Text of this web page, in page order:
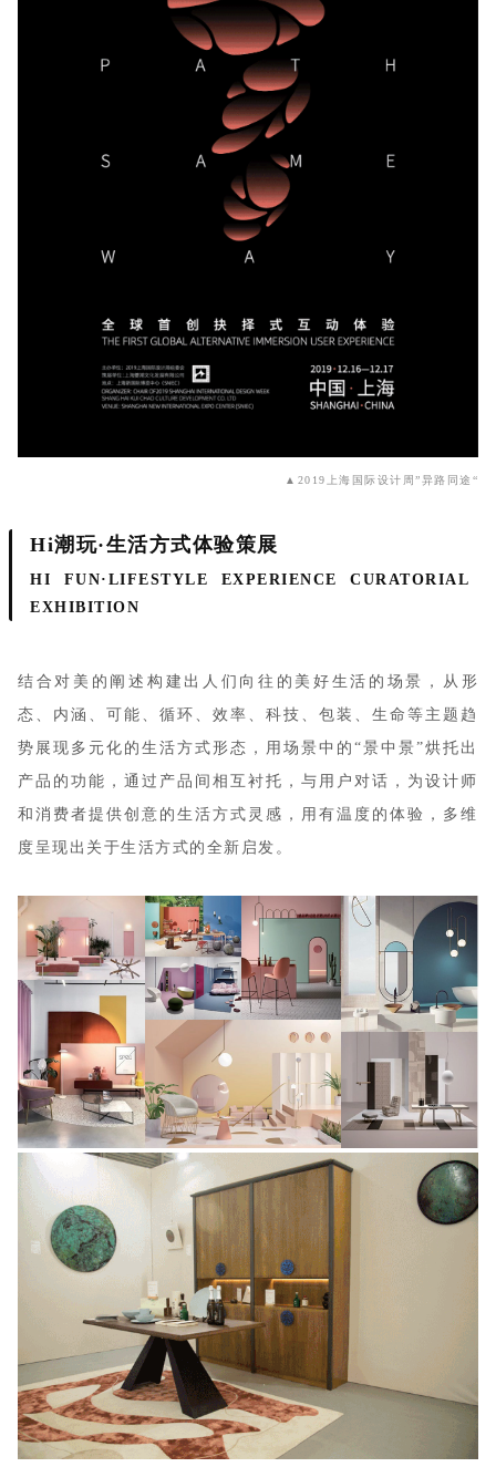
▲2019上海国际设计周”异路同途“
Hi潮玩·生活方式体验策展
HI FUN·LIFESTYLE EXPERIENCE CURATORIAL
EXHIBITION
结合对美的阐述构建出人们向往的美好生活的场景，从形
态、内涵、可能、循环、效率、科技、包装、生命等主题趋
势展现多元化的生活方式形态，用场景中的“景中景”烘托出
产品的功能，通过产品间相互衬托，与用户对话，为设计师
和消费者提供创意的生活方式灵感，用有温度的体验，多维
度呈现出关于生活方式的全新启发。